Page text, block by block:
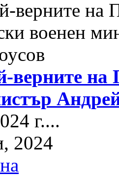
верните на
г....
2024